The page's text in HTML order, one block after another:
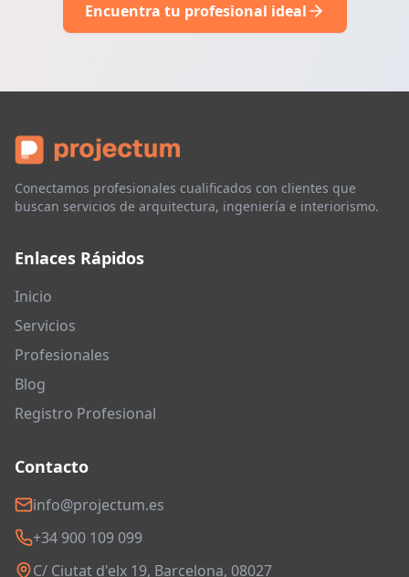
Encuentra tu profesional ideal
Conectamos profesionales cualificados con clientes que
buscan servicios de arquitectura, ingeniería e interiorismo.
Enlaces Rápidos
Inicio
Servicios
Profesionales
Blog
Registro Profesional
Contacto
info@projectum.es
+34 900 109 099
C/ Ciutat d'elx 19, Barcelona, 08027